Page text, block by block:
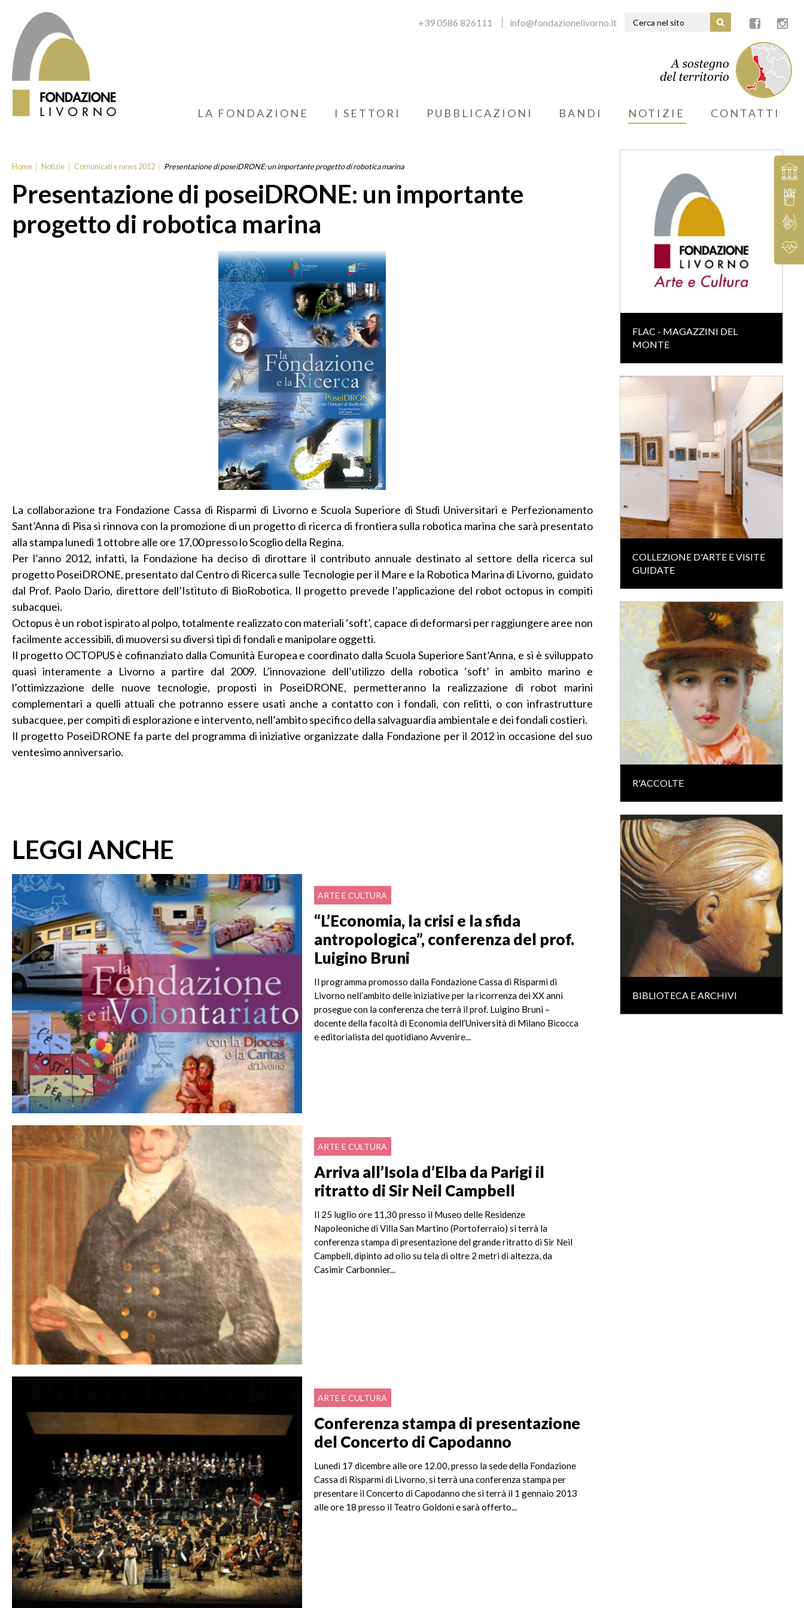
+39 0586 826111 info@fondazionelivorno.it
LA FONDAZIONE I SETTORI PUBBLICAZIONI BANDI NOTIZIE CONTATTI
Home Notizie Comunicati e news 2012 Presentazione di poseiDRONE: un importante progetto di robotica marina
Presentazione di poseiDRONE: un importante
progetto di robotica marina
La collaborazione tra Fondazione Cassa di Risparmi di Livorno e Scuola Superiore di Studi Universitari e Perfezionamento
Sant’Anna di Pisa si rinnova con la promozione di un progetto di ricerca di frontiera sulla robotica marina che sarà presentato
alla stampa lunedì 1 ottobre alle ore 17,00 presso lo Scoglio della Regina.
Per l’anno 2012, infatti, la Fondazione ha deciso di dirottare il contributo annuale destinato al settore della ricerca sul
progetto PoseiDRONE, presentato dal Centro di Ricerca sulle Tecnologie per il Mare e la Robotica Marina di Livorno, guidato
dal Prof. Paolo Dario, direttore dell’Istituto di BioRobotica. Il progetto prevede l’applicazione del robot octopus in compiti
subacquei.
Octopus è un robot ispirato al polpo, totalmente realizzato con materiali ‘soft’, capace di deformarsi per raggiungere aree non
facilmente accessibili, di muoversi su diversi tipi di fondali e manipolare oggetti.
Il progetto OCTOPUS è cofinanziato dalla Comunità Europea e coordinato dalla Scuola Superiore Sant’Anna, e si è sviluppato
quasi interamente a Livorno a partire dal 2009. L’innovazione dell’utilizzo della robotica ‘soft’ in ambito marino e
l’ottimizzazione delle nuove tecnologie, proposti in PoseiDRONE, permetteranno la realizzazione di robot marini
complementari a quelli attuali che potranno essere usati anche a contatto con i fondali, con relitti, o con infrastrutture
subacquee, per compiti di esplorazione e intervento, nell’ambito specifico della salvaguardia ambientale e dei fondali costieri.
Il progetto PoseiDRONE fa parte del programma di iniziative organizzate dalla Fondazione per il 2012 in occasione del suo
ventesimo anniversario.
LEGGI ANCHE
ARTE E CULTURA
“L’Economia, la crisi e la sfida
antropologica”, conferenza del prof.
Luigino Bruni
Il programma promosso dalla Fondazione Cassa di Risparmi di
Livorno nell’ambito delle iniziative per la ricorrenza dei XX anni
prosegue con la conferenza che terrà il prof. Luigino Bruni –
docente della facoltà di Economia dell’Università di Milano Bicocca
e editorialista del quotidiano Avvenire...
ARTE E CULTURA
Arriva all’Isola d’Elba da Parigi il
ritratto di Sir Neil Campbell
Il 25 luglio ore 11,30 presso il Museo delle Residenze
Napoleoniche di Villa San Martino (Portoferraio) si terrà la
conferenza stampa di presentazione del grande ritratto di Sir Neil
Campbell, dipinto ad olio su tela di oltre 2 metri di altezza, da
Casimir Carbonnier...
ARTE E CULTURA
Conferenza stampa di presentazione
del Concerto di Capodanno
Lunedì 17 dicembre alle ore 12.00, presso la sede della Fondazione
Cassa di Risparmi di Livorno, si terrà una conferenza stampa per
presentare il Concerto di Capodanno che si terrà il 1 gennaio 2013
alle ore 18 presso il Teatro Goldoni e sarà offerto...
FLAC - MAGAZZINI DEL
MONTE
COLLEZIONE D'ARTE E VISITE
GUIDATE
R'ACCOLTE
BIBLIOTECA E ARCHIVI